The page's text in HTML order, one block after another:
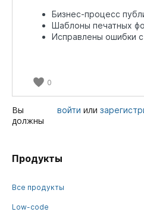
Бизнес-процесс
Шаблоны печатных
Исправлены ошибки
0
Вы
должны
войти или
Продукты
Все продукты
Low-code